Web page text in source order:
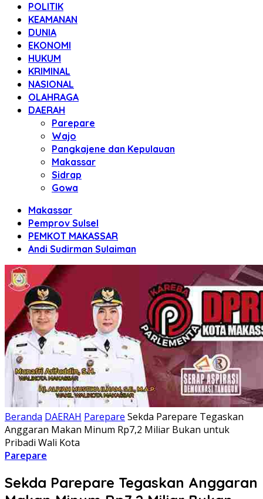
POLITIK
KEAMANAN
DUNIA
EKONOMI
HUKUM
KRIMINAL
NASIONAL
OLAHRAGA
DAERAH
Parepare
Wajo
Pangkajene dan Kepulauan
Makassar
Sidrap
Gowa
Makassar
Pemprov Sulsel
PEMKOT MAKASSAR
Andi Sudirman Sulaiman
Beranda DAERAH Parepare Sekda Parepare Tegaskan
Anggaran Makan Minum Rp7,2 Miliar Bukan untuk
Pribadi Wali Kota
Parepare
Sekda Parepare Tegaskan Anggaran